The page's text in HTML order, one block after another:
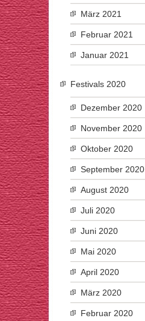
März 2021
Februar 2021
Januar 2021
Festivals 2020
Dezember 2020
November 2020
Oktober 2020
September 2020
August 2020
Juli 2020
Juni 2020
Mai 2020
April 2020
März 2020
Februar 2020